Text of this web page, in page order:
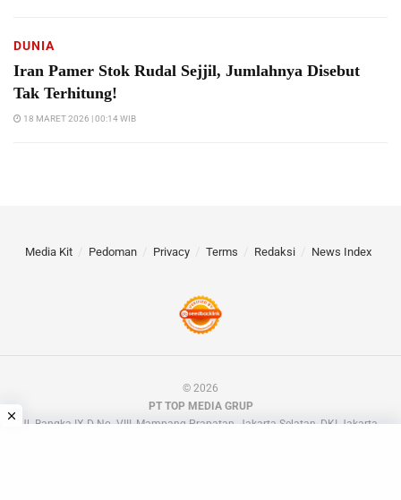
DUNIA
Iran Pamer Stok Rudal Sejjil, Jumlahnya Disebut
Tak Terhitung!
18 MARET 2026 | 00:14 WIB
Media Kit Pedoman Privacy Terms Redaksi News Index
© 2026
PT TOP MEDIA GRUP
Jl. Bangka IX D No. VIII, Mampang Prapatan, Jakarta Selatan, DKI Jakarta.